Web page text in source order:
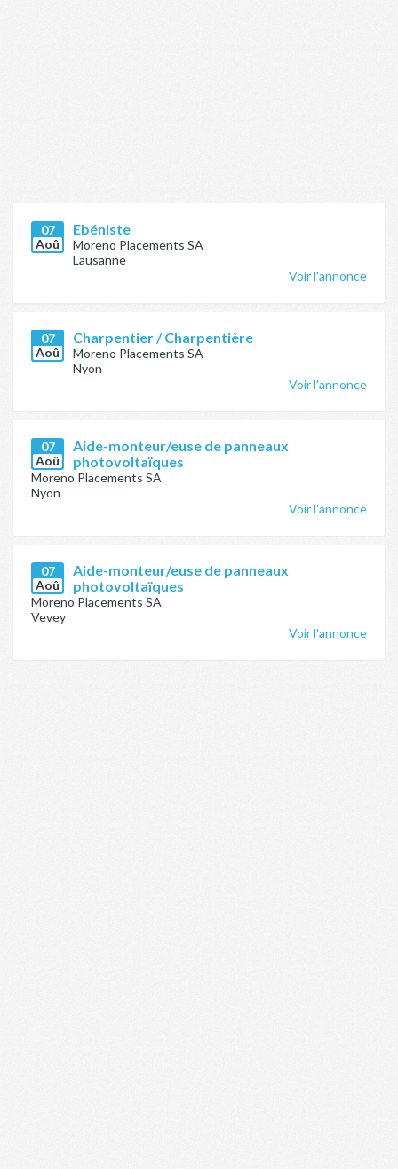
07
Aoû
Ebéniste
Moreno Placements SA
Lausanne
Voir l'annonce
07
Aoû
Charpentier / Charpentière
Moreno Placements SA
Nyon
Voir l'annonce
07
Aoû
Aide-monteur/euse de panneaux
photovoltaïques
Moreno Placements SA
Nyon
Voir l'annonce
07
Aoû
Aide-monteur/euse de panneaux
photovoltaïques
Moreno Placements SA
Vevey
Voir l'annonce